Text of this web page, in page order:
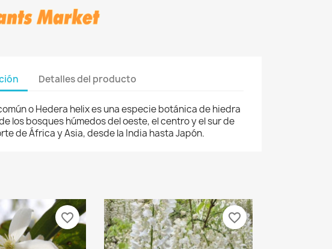
Detalles del producto
o Hedera helix es una especie botánica de hiedra
los bosques húmedos del oeste, el centro y el sur de
de África y Asia, desde la India hasta Japón.
favorite_border favorite_border